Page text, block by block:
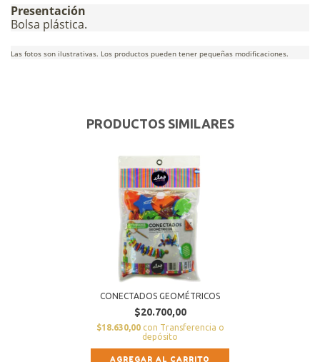
Presentación
Bolsa plástica.
Las fotos son ilustrativas. Los productos pueden tener pequeñas modificaciones.
PRODUCTOS SIMILARES
CONECTADOS GEOMÉTRICOS
$20.700,00
$18.630,00 con Transferencia o
depósito